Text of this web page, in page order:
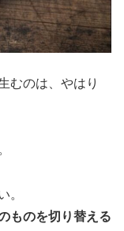
むのは、やはり
。
ものを切り替える